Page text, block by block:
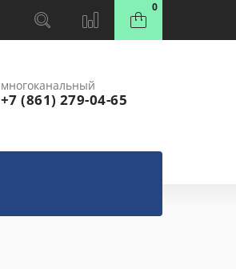
0
многоканальный
+7 (861) 279-04-65